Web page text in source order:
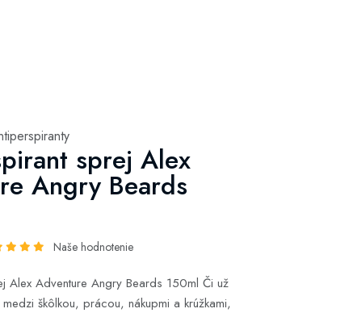
sprej Alex
Angry Beards
Naše hodnotenie
Alex Adventure Angry Beards 150ml Či už
škôlkou, prácou, nákupmi a krúžkami,